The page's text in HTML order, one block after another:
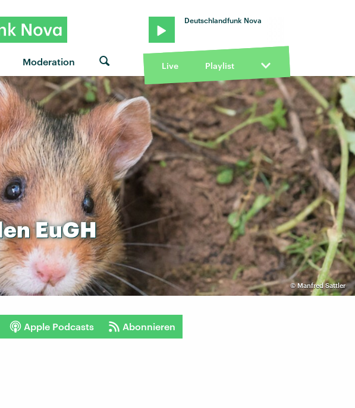
Moderation
Deutschlandfunk Nova
Live Playlist
©Manfred Sattler
EuGH
Apple Podcasts Abonnieren